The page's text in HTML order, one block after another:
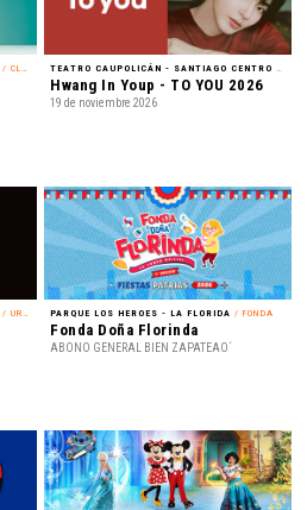
/ CLÁSICA TEATRO CAUPOLICÁN - SANTIAGO CENTRO
Hwang In Youp - TO YOU 2026
19 de noviembre 2026
/ URBANO PARQUE LOS HEROES - LA FLORIDA / FONDA
Fonda Doña Florinda
ABONO GENERAL BIEN ZAPATEAO´